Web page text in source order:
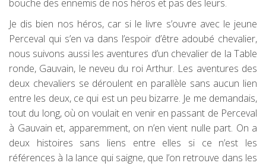
bouche des ennemis de nos héros et pas des leurs.
Je dis bien nos héros, car si le livre s’ouvre avec le jeune
Perceval qui s’en va dans l’espoir d’être adoubé chevalier,
nous suivons aussi les aventures d’un chevalier de la Table
ronde, Gauvain, le neveu du roi Arthur. Les aventures des
deux chevaliers se déroulent en parallèle sans aucun lien
entre les deux, ce qui est un peu bizarre. Je me demandais,
tout du long, où on voulait en venir en passant de Perceval
à Gauvain et, apparemment, on n’en vient nulle part. On a
deux histoires sans liens entre elles si ce n’est les
références à la lance qui saigne, que l’on retrouve dans les